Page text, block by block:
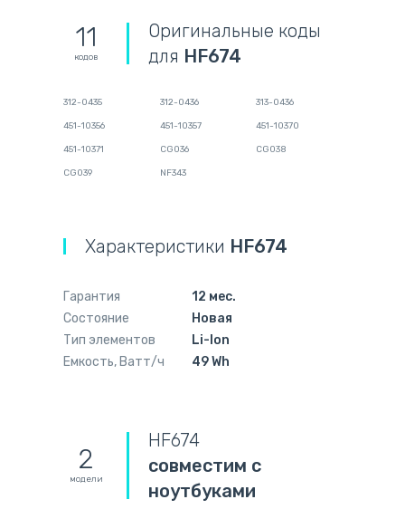
11
кодов
Оригинальные коды
для HF674
312-0435 312-0436 313-0436
451-10356 451-10357 451-10370
451-10371 CG036 CG038
CG039 NF343
Характеристики HF674
Гарантия
12 мес.
Состояние
Новая
Тип элементов
Li-Ion
Емкость, Ватт/ч
49 Wh
2
модели
HF674
совместим с
ноутбуками